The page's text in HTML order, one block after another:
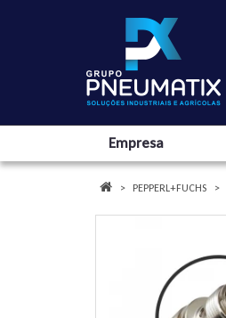
Empresa
PEPPERL+FUCHS